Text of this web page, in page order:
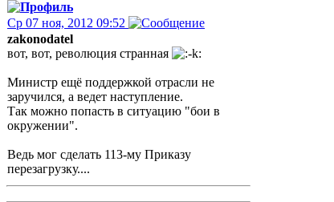
Ср 07 ноя, 2012 09:52
zakonodatel
вот, вот, революция странная
Министр ещё поддержкой отрасли не
заручился, а ведет наступление.
Так можно попасть в ситуацию "бои в
окружении".
Ведь мог сделать 113-му Приказу
перезагрузку....